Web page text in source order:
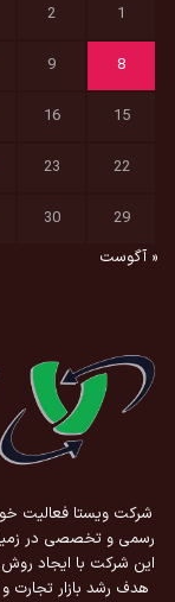
1
2
8
9
15
16
22
23
29
30
« آگوست
رسمی و تخصصی در
این شرکت با ایجاد
هدف رشد بازار تجارت